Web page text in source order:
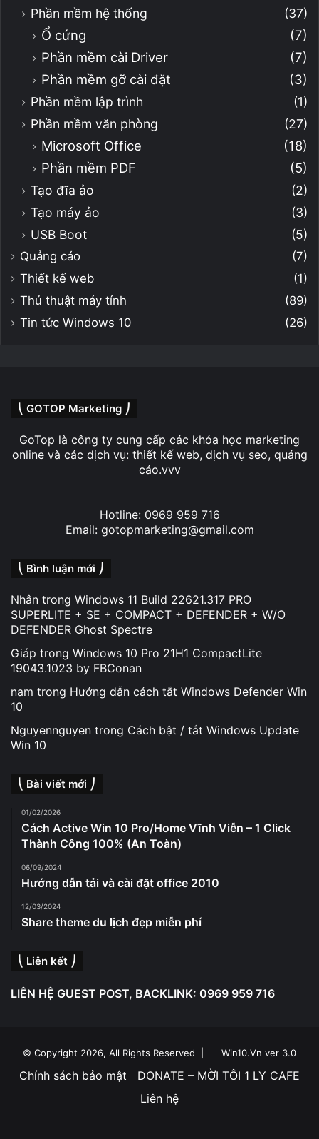
Phần mềm hệ thống (37)
Ổ cứng
(7)
Phần mềm cài Driver
(7)
Phần mềm gỡ cài đặt
(3)
Phần mềm lập trình
(1)
Phần mềm văn phòng
(27)
Microsoft Office
(18)
Phần mềm PDF
(5)
Tạo đĩa ảo
(2)
Tạo máy ảo
(3)
USB Boot
(5)
Quảng cáo
(7)
Thiết kế web
(1)
Thủ thuật máy tính
(89)
Tin tức Windows 10
(26)
⎝ GOTOP Marketing ⎠
GoTop là công ty cung cấp các khóa học marketing
online và các dịch vụ: thiết kế web, dịch vụ seo, quảng
cáo.vvv
Hotline: 0969 959 716
Email: gotopmarketing@gmail.com
⎝ Bình luận mới ⎠
Nhân trong Windows 11 Build 22621.317 PRO
SUPERLITE + SE + COMPACT + DEFENDER + W/O
DEFENDER Ghost Spectre
Giáp trong Windows 10 Pro 21H1 CompactLite
19043.1023 by FBConan
nam trong Hướng dẫn cách tắt Windows Defender Win
10
Nguyennguyen trong Cách bật / tắt Windows Update
Win 10
⎝ Bài viết mới ⎠
01/02/2026
Cách Active Win 10 Pro/Home Vĩnh Viễn – 1 Click
Thành Công 100% (An Toàn)
06/09/2024
Hướng dẫn tải và cài đặt office 2010
12/03/2024
Share theme du lịch đẹp miễn phí
⎝ Liên kết ⎠
LIÊN HỆ GUEST POST, BACKLINK: 0969 959 716
© Copyright 2026, All Rights Reserved | Win10.Vn ver 3.0
Chính sách bảo mật
DONATE – MỜI TÔI 1 LY CAFE
Liên hệ